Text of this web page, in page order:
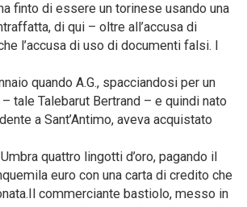
finto di essere un torinese usando una
di qui – oltre all’accusa di
l’accusa di uso di documenti falsi. I
quando A.G., spacciandosi per un
tale Talebarut Bertrand – e quindi nato
a Sant’Antimo, aveva acquistato
quattro lingotti d’oro, pagando il
euro con una carta di credito che
commerciante bastiolo, messo in